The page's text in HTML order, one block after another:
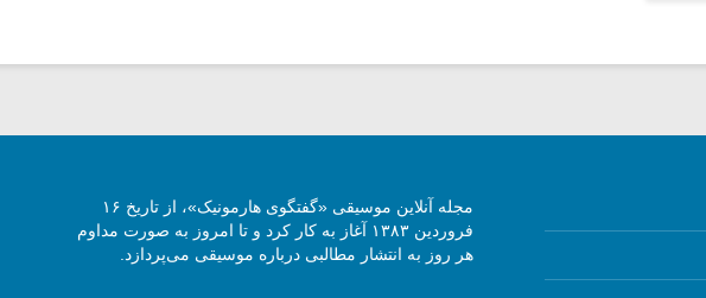
مجله آنلاین موسیقی «گفتگوی هارمونیک»، از تاریخ ۱۶
فروردین ۱۳۸۳ آغاز به کار کرد و تا امروز به صورت مداوم
هر روز به انتشار مطالبی درباره موسیقی می‌پردازد.